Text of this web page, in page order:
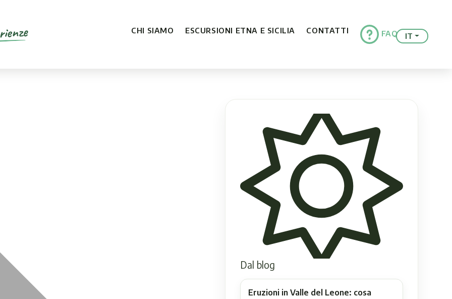
CHI SIAMO ESCURSIONI ETNA E SICILIA CONTATTI FAQ IT
Dal blog
Eruzioni in Valle del Leone: cosa